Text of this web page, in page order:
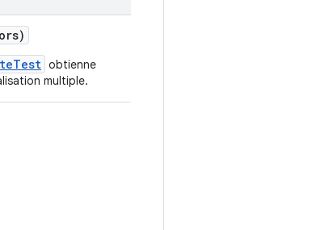
obtienne
multiple.